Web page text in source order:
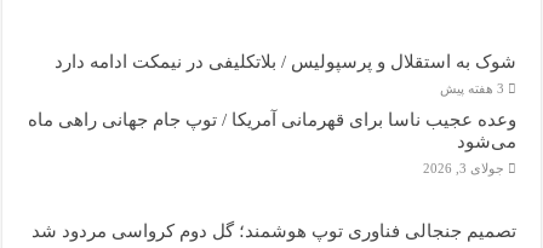
شوک به استقلال و پرسپولیس / بلاتکلیفی در نیمکت ادامه دارد
3 هفته پیش
وعده عجیب ناسا برای قهرمانی آمریکا / توپ جام جهانی راهی ماه
می‌شود
جولای 3, 2026
تصمیم جنجالی فناوری توپ هوشمند؛ گل دوم کرواسی مردود شد